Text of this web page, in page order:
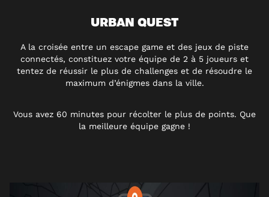
URBAN QUEST
A la croisée entre un escape game et des jeux de piste
connectés, constituez votre équipe de 2 à 5 joueurs et
tentez de réussir le plus de challenges et de résoudre le
maximum d’énigmes dans la ville.
Vous avez 60 minutes pour récolter le plus de points. Que
la meilleure équipe gagne !